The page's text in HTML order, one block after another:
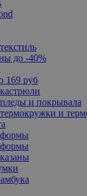
до -40%
169 руб
и покрывала
и
формы
формы